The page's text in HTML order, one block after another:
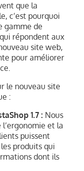
que la
c’est pourquoi
gamme de
répondent aux
site web,
pour améliorer
le nouveau site
:
1.7 : Nous
et la
puissent
produits qui
dont ils